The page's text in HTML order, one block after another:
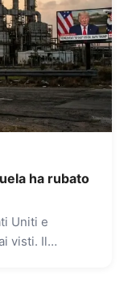
ha rubato
Uniti e
visti. Il